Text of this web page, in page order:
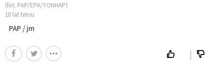
(fot. PAP/EPA/YONHAP)
10 lat temu
PAP / jm